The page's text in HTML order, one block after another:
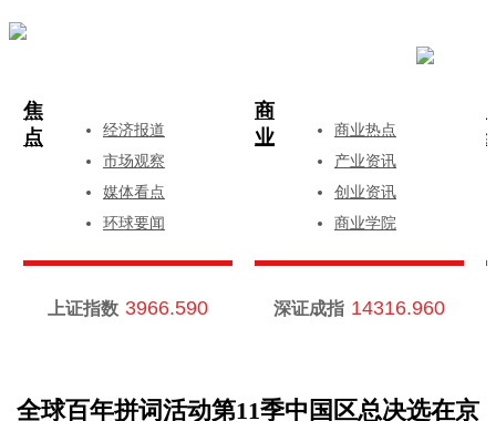
焦
点
经济报道
市场观察
媒体看点
环球要闻
商
业
商业热点
产业资讯
创业资讯
商业学院
上证指数 3966.590 深证成指 14316.960
全球百年拼词活动第11季中国区总决选在京